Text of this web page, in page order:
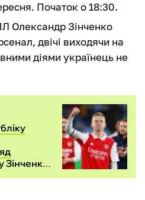
Початок о 18:30.
Олександр Зінченко
двічі виходячи на
діями українець не
Зінченка